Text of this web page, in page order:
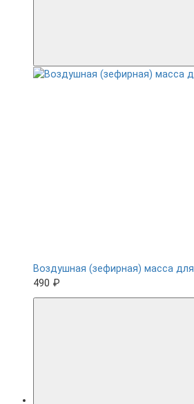
Воздушная (зефирная) масса
490 ₽